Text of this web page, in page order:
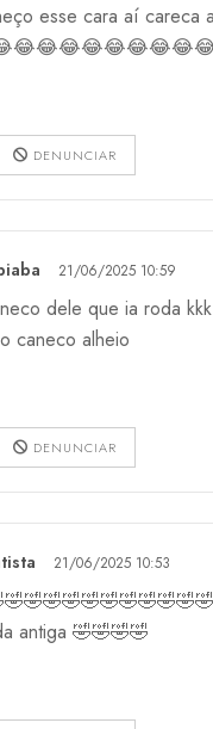
esse cara aí careca
DENUNCIAR
21/06/2025 10:59
dele que ia roda
caneco alheio
DENUNCIAR
21/06/2025 10:53
antiga 🤣🤣🤣🤣